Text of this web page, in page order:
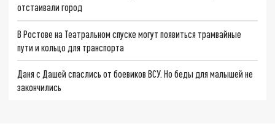
отстаивали город
В Ростове на Театральном спуске могут появиться трамвайные
пути и кольцо для транспорта
Даня с Дашей спаслись от боевиков ВСУ. Но беды для малышей не
закончились